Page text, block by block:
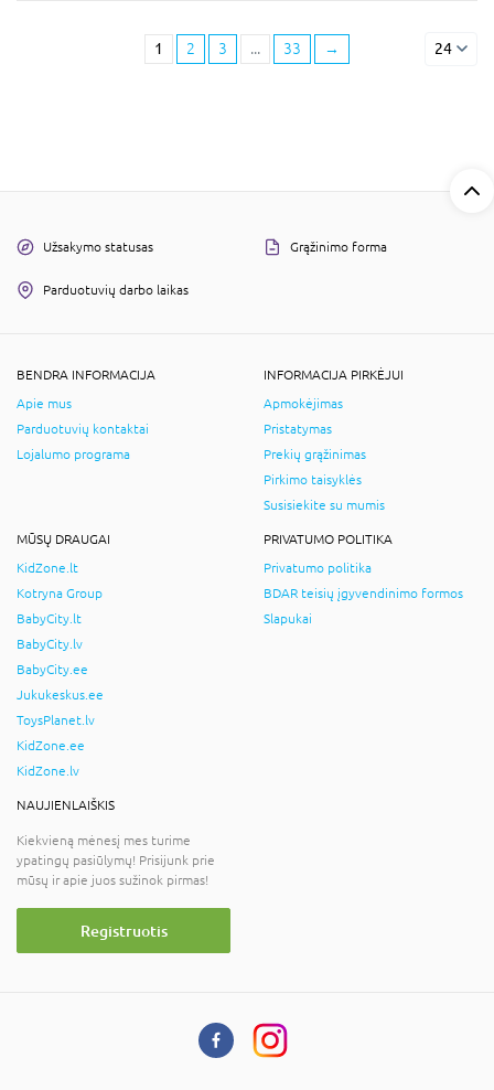
1 2 3 ... 33 → 24
Užsakymo statusas Grąžinimo forma
Parduotuvių darbo laikas
BENDRA INFORMACIJA
Apie mus
Parduotuvių kontaktai
Lojalumo programa
INFORMACIJA PIRKĖJUI
Apmokėjimas
Pristatymas
Prekių grąžinimas
Pirkimo taisyklės
Susisiekite su mumis
MŪSŲ DRAUGAI
KidZone.lt
Kotryna Group
BabyCity.lt
BabyCity.lv
BabyCity.ee
Jukukeskus.ee
ToysPlanet.lv
KidZone.ee
KidZone.lv
PRIVATUMO POLITIKA
Privatumo politika
BDAR teisių įgyvendinimo formos
Slapukai
NAUJIENLAIŠKIS
Kiekvieną mėnesį mes turime
ypatingų pasiūlymų! Prisijunk prie
mūsų ir apie juos sužinok pirmas!
Registruotis